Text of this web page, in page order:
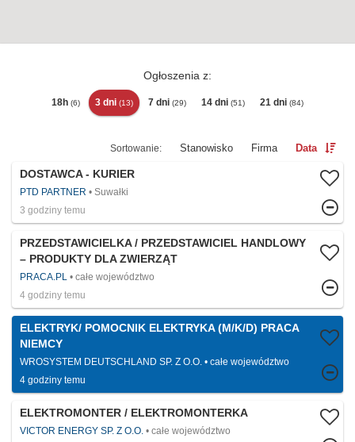
Ogłoszenia z:
18h (6) 3 dni (13) 7 dni (29) 14 dni (51) 21 dni (84)
Stanowisko Firma Data
DOSTAWCA - KURIER
PTD PARTNER
Suwałki
3 godziny temu
PRZEDSTAWICIELKA / PRZEDSTAWICIEL HANDLOWY
– PRODUKTY DLA ZWIERZĄT
PRACA.PL
całe województwo
4 godziny temu
ELEKTRYK/ POMOCNIK ELEKTRYKA (M/K/D) PRACA
NIEMCY
WROSYSTEM DEUTSCHLAND SP. Z O.O.
całe województwo
4 godziny temu
ELEKTROMONTER / ELEKTROMONTERKA
VICTOR ENERGY SP. Z O.O.
całe województwo